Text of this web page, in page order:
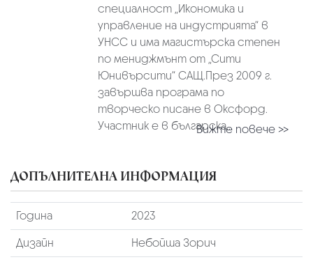
специалност „Икономика и
управление на индустрията“ в
УНСС и има магистърска степен
по мениджмънт от „Сити
Юнивърсити“ САЩ.През 2009 г.
завършва програма по
творческо писане в Оксфорд.
Участник е в българска...Вижте повече >>
ДОПЪЛНИТЕЛНА ИНФОРМАЦИЯ
Година
2023
Дизайн
Небойша Зорич